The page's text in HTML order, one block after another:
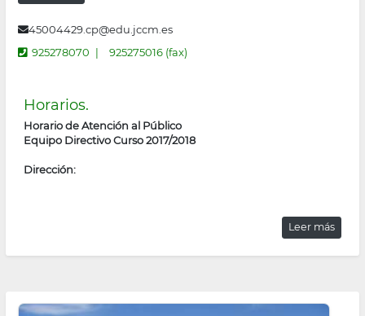
45004429.cp@edu.jccm.es
925278070
925275016 (fax)
Horarios.
Horario de Atención al Público
Equipo Directivo Curso 2017/2018
Dirección:
Leer más